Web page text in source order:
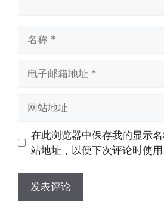
址
址
在此浏览器中保存我的显示
站地址，以便下次评论时使用